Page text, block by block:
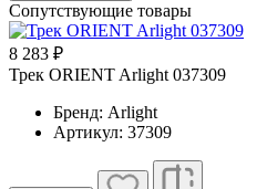
Сопутствующие товары
8 283 ₽
Трек ORIENT Arlight 037309
Бренд: Arlight
Артикул: 37309